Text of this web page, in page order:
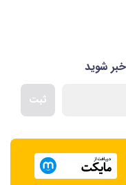
شوید
ثبت